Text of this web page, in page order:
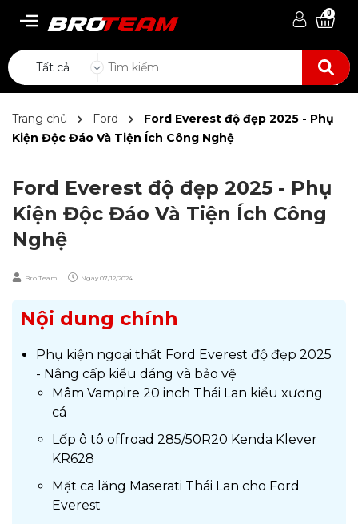
0
Tất cả
Trang chủ Ford
Ford Everest độ đẹp 2025 - Phụ
Kiện Độc Đáo Và Tiện Ích Công Nghệ
Ford Everest độ đẹp 2025 - Phụ
Kiện Độc Đáo Và Tiện Ích Công
Nghệ
Bro Team Ngày 07/12/2024
Nội dung chính
Phụ kiện ngoại thất Ford Everest độ đẹp 2025
- Nâng cấp kiểu dáng và bảo vệ
Mâm Vampire 20 inch Thái Lan kiểu xương
cá
Lốp ô tô offroad 285/50R20 Kenda Klever
KR628
Mặt ca lăng Maserati Thái Lan cho Ford
Everest